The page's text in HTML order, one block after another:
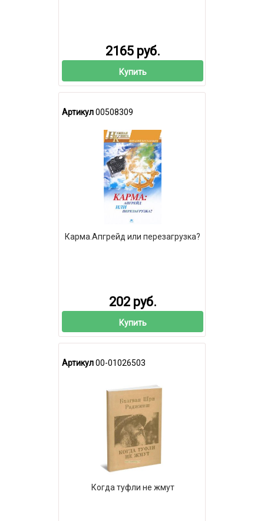
2165 руб.
Купить
Артикул00508309
Карма.Апгрейд или перезагрузка?
202 руб.
Купить
Артикул00-01026503
Когда туфли не жмут